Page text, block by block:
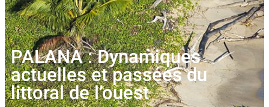
PALANA : Dynamiques
actuelles et passées du
littoral de l’ouest